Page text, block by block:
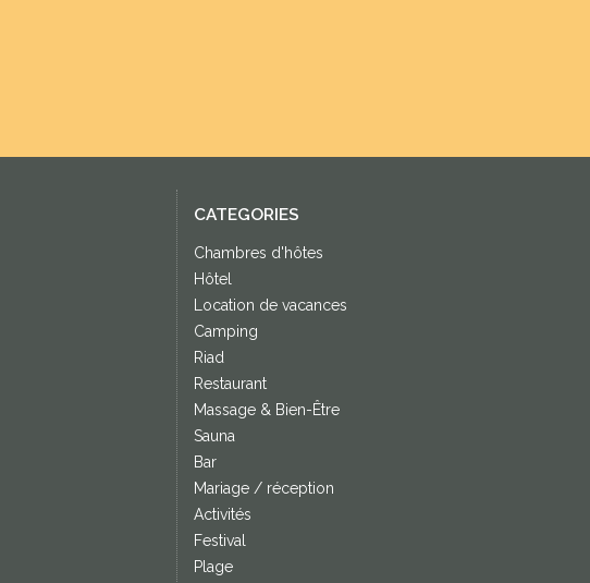
CATEGORIES
Chambres d'hôtes
Hôtel
Location de vacances
Camping
Riad
Restaurant
Massage & Bien-Être
Sauna
Bar
Mariage / réception
Activités
Festival
Plage